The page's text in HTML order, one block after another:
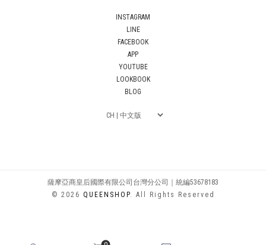
INSTAGRAM
LINE
FACEBOOK
APP
YOUTUBE
LOOKBOOK
BLOG
薩摩亞商皇后國際有限公司台灣分公司｜統編53678183
© 2026 QUEENSHOP. All Rights Reserved